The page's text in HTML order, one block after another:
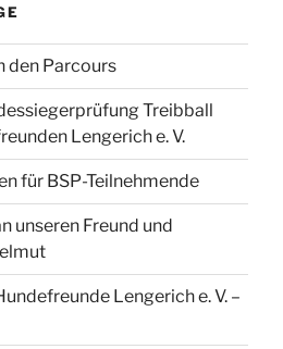
den Parcours
Treibball
Lengerich e. V.
für BSP-Teilnehmende
unseren Freund und
Lengerich e. V. –